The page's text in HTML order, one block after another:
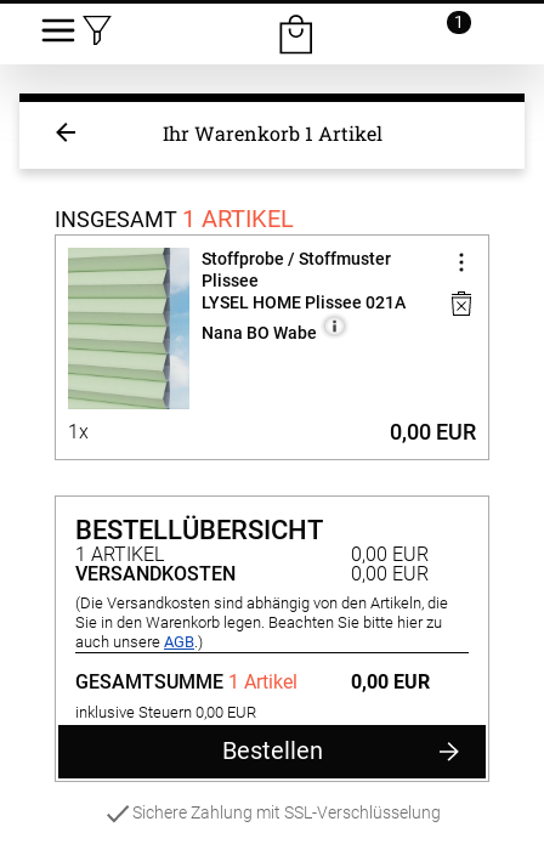
1
Ihr Warenkorb 1 Artikel
INSGESAMT 1 ARTIKEL
Stoffprobe / Stoffmuster
Plissee
LYSEL HOME Plissee 021A
Nana BO Wabe
0,00 EUR
1x
BESTELLÜBERSICHT
1 ARTIKEL
0,00 EUR
VERSANDKOSTEN
0,00 EUR
(Die Versandkosten sind abhängig von den Artikeln, die
Sie in den Warenkorb legen. Beachten Sie bitte hier zu
auch unsere AGB.)
GESAMTSUMME 1 Artikel
inklusive Steuern 0,00 EUR
0,00 EUR
Bestellen
Sichere Zahlung mit SSL-Verschlüsselung